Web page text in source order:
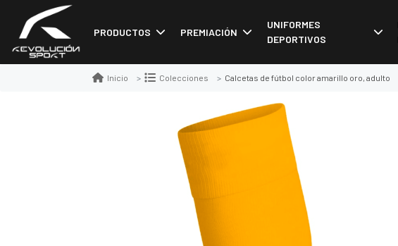
PRODUCTOS PREMIACIÓN
UNIFORMES
DEPORTIVOS
Inicio Colecciones Calcetas de fútbol color amarillo oro, adulto